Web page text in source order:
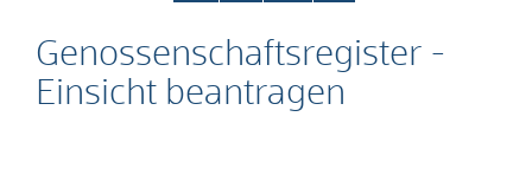
Genossenschaftsregister -
Einsicht beantragen